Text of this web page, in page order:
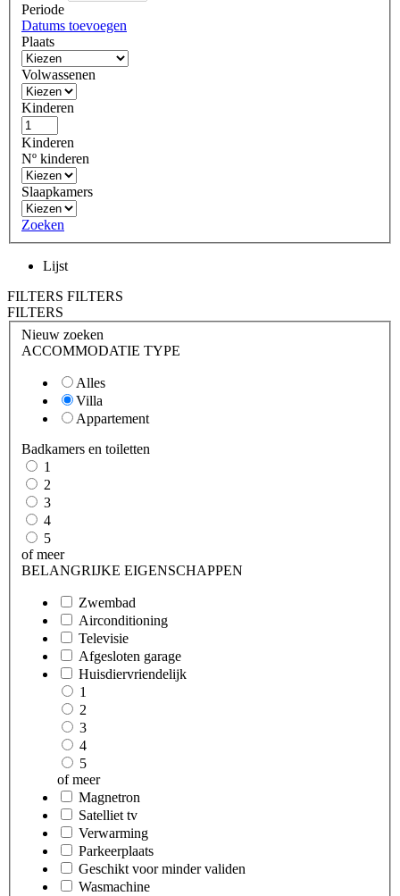
Periode
Datums toevoegen
Plaats
Volwassenen
Kinderen
Kinderen
Nº kinderen
Slaapkamers
Zoeken
Lijst
FILTERS FILTERS
FILTERS
Nieuw zoeken
ACCOMMODATIE TYPE
Alles
Villa
Appartement
Badkamers en toiletten
1
2
3
4
5
of meer
BELANGRIJKE EIGENSCHAPPEN
Zwembad
Airconditioning
Televisie
Afgesloten garage
Huisdiervriendelijk
1
2
3
4
5
of meer
Magnetron
Satelliet tv
Verwarming
Parkeerplaats
Geschikt voor minder validen
Wasmachine